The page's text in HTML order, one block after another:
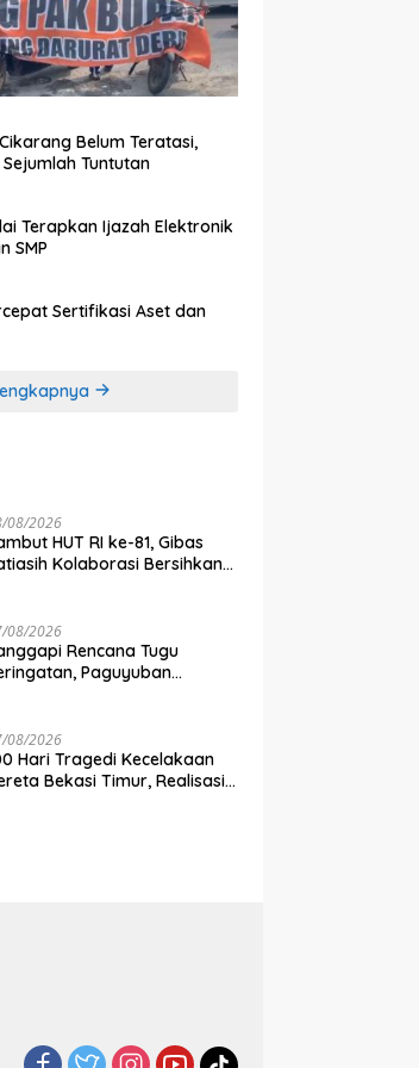
Belum Teratasi,
Tuntutan
Terapkan Ijazah Elektronik
SMP
Sertifikasi Aset dan
08/2026
HUT RI ke-81, Gibas
Kolaborasi Bersihkan
08/2026
Rencana Tugu
Paguyuban
Sistem Keselamatan
Dulu
08/2026
Hari Tragedi Kecelakaan
Bekasi Timur, Realisasi